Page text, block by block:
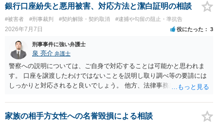
が可能な３年であることや、 保護観察に言及していることからする
と、 検察官としても、執行猶予の可能性は想定しているものと思われ
ます。 特に、示談が成立していることや、示談金が高額であることは
執行猶予になる可能性を高めていると思われます。 あとは、ご依頼の
弁護士のとよくお話をされて、 判決までお待ちいただくといいです
ね。 ご参考にしていただけますと幸いです。
銀行口座紛失と悪用被害、対応方法と潔白証明の相談
#被害者 #刑事裁判 #契約解除・契約取消 #逮捕や勾留の阻止・準抗告
2026年7月7日 役にたった 3
刑事事件に強い弁護士
泉 亮介 弁護士
警察への説明については、ご自身で対応することは可能かと思われま
す。 口座を譲渡したわけではないことを説明し取り調べ等の要請には
しっかりと対応されると良いでしょう。 他方、法律事務所からは損害
されたことについてご自身の過失の程度によっては、詐欺行為に加担
していなくとも責任を負う可能性があります。
家族の相手方女性への名誉毀損による相談